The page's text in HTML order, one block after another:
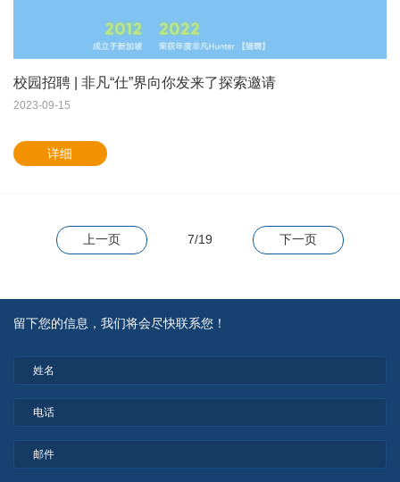
校园招聘 | 非凡“仕”界向你发来了探索邀请
2023-09-15
详细
上一页 7/19 下一页
留下您的信息，我们将会尽快联系您！